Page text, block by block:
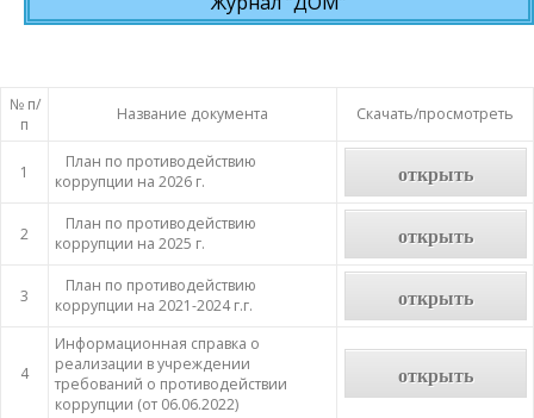
№ п/
п
Название документа Скачать/просмотреть
1
План по противодействию
коррупции на 2026 г.
открыть
2
План по противодействию
коррупции на 2025 г.
открыть
3
План по противодействию
коррупции на 2021-2024 г.г.
открыть
4
Информационная справка о
реализации в учреждении
требований о противодействии
коррупции (от 06.06.2022)
открыть